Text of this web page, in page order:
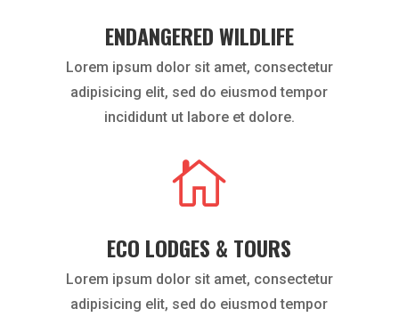
ENDANGERED WILDLIFE
Lorem ipsum dolor sit amet, consectetur
adipisicing elit, sed do eiusmod tempor
incididunt ut labore et dolore.

ECO LODGES & TOURS
Lorem ipsum dolor sit amet, consectetur
adipisicing elit, sed do eiusmod tempor